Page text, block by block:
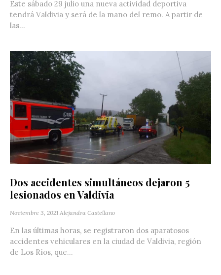
Este sábado 29 julio una nueva actividad deportiva
tendrá Valdivia y será de la mano del remo. A partir de
las...
Dos accidentes simultáneos dejaron 5
lesionados en Valdivia
Noviembre 3, 2021 Alejandra Castellano
En las últimas horas, se registraron dos aparatosos
accidentes vehiculares en la ciudad de Valdivia, región
de Los Ríos, que...